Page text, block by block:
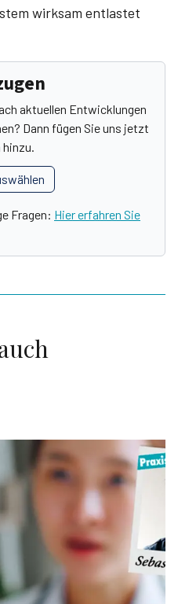
wirksam entlastet
aktuellen Entwicklungen
Dann fügen Sie uns jetzt
hinzu.
Fragen: Hier erfahren Sie